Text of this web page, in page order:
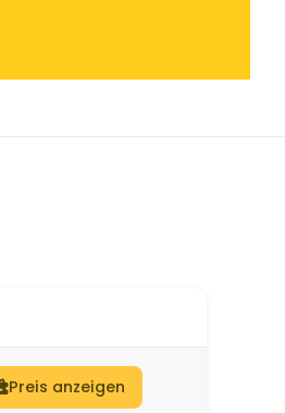
Preis anzeigen